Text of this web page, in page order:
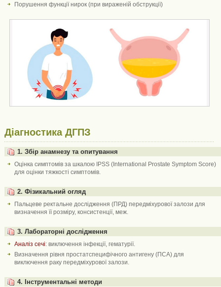
Порушення функції нирок (при вираженій обструкції)
Діагностика ДГПЗ
1. Збір анамнезу та опитування
Оцінка симптомів за шкалою IPSS (International Prostate Symptom Score)
для оцінки тяжкості симптомів.
2. Фізикальний огляд
Пальцеве ректальне дослідження (ПРД) передміхурової залози для
визначення її розміру, консистенції, меж.
3. Лабораторні дослідження
Аналіз сечі: виключення інфекції, гематурії.
Визначення рівня простатспецифічного антигену (ПСА) для
виключення раку передміхурової залози.
4. Інструментальні методи